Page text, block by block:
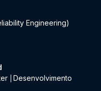
Engineering)
Desenvolvimento